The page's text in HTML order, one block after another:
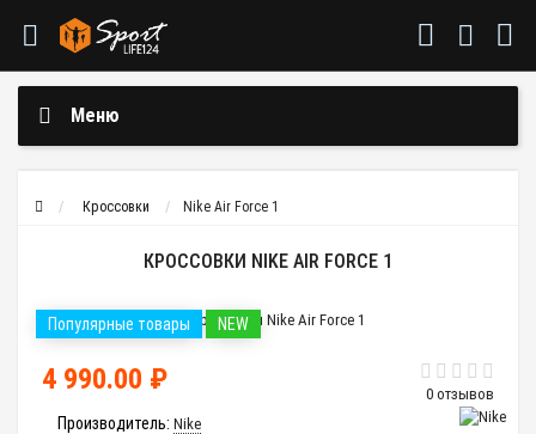
Меню
Кроссовки Nike Air Force 1
КРОССОВКИ NIKE AIR FORCE 1
Популярные товары NEW
0 отзывов
4 990.00 ₽
Производитель: Nike